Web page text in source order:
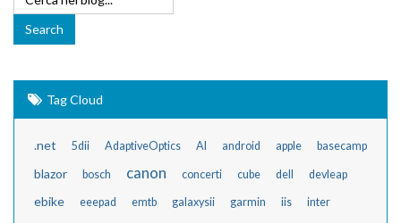
Tag Cloud
.net 5dii AdaptiveOptics AI android apple basecamp
blazor bosch canon concerti cube dell devleap
ebike eeepad emtb galaxysii garmin iis inter